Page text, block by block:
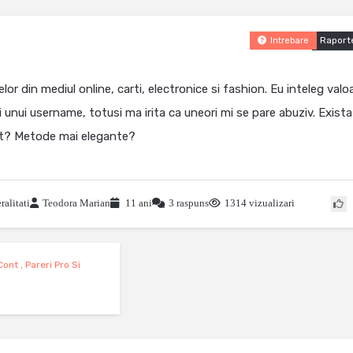
Intrebare
din mediul online, carti, electronice si fashion. Eu inteleg
username, totusi ma irita ca uneori mi se pare abuziv. Exista
Metode mai elegante?
Teodora Marian 11 ani 3 raspuns 1314 vizualizari
, Pareri Pro Si